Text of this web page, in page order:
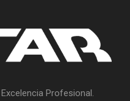
Profesional.